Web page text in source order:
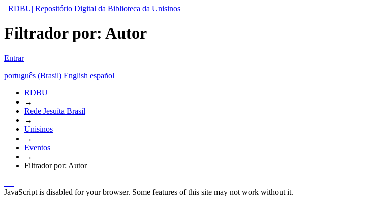
RDBU| Repositório Digital da Biblioteca da Unisinos
Filtrador por: Autor
Entrar
português (Brasil) English español
RDBU
→
Rede Jesuíta Brasil
→
Unisinos
→
Eventos
→
Filtrador por: Autor
JavaScript is disabled for your browser. Some features of this site may not work without it.